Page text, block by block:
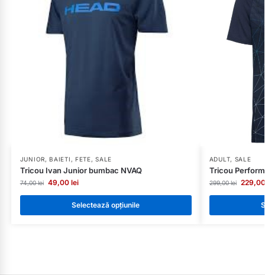
JUNIOR, BAIETI , FETE,SALE
Tricou Ivan Junior bumbac NVAQ
74,00lei 49,00 lei
Selectează opțiunile
ADULT, SALE
Tricou
299,00lei